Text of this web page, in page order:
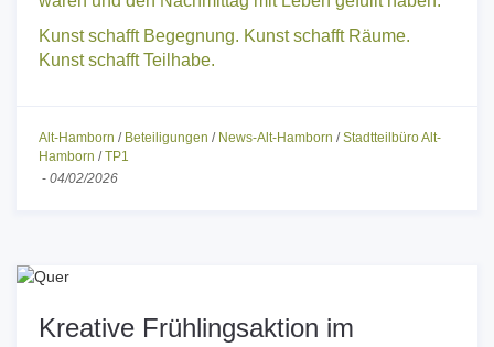
Ein herzliches Dankeschön gilt allen, die dabei
waren und den Nachmittag mit Leben gefüllt haben.
Kunst schafft Begegnung. Kunst schafft Räume.
Alt-Hamborn/